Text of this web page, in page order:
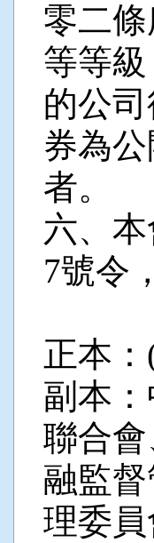
零二
等等
的公
券為
者。
六、
7號令
正本
副本
聯合
融監
理委